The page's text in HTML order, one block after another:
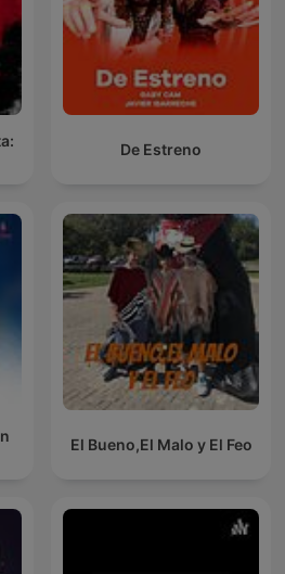
De Estreno
El Bueno,El Malo y El Feo